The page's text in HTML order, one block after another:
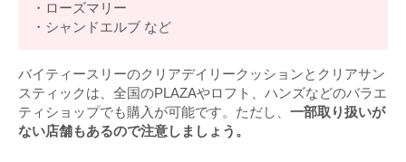
・ローズマリー
・シャンドエルブ など
バイティースリーのクリアデイリークッションとクリアサン
スティックは、全国のPLAZAやロフト、ハンズなどのバラエ
ティショップでも購入が可能です。ただし、 一部取り扱いが
ない店舗もあるので注意しましょう。